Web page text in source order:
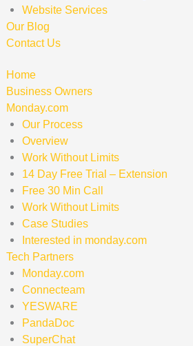
Website Services
Our Blog
Contact Us
Home
Business Owners
Monday.com
Our Process
Overview
Work Without Limits
14 Day Free Trial – Extension
Free 30 Min Call
Work Without Limits
Case Studies
Interested in monday.com
Tech Partners
Monday.com
Connecteam
YESWARE
PandaDoc
SuperChat